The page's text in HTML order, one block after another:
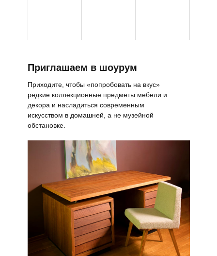
Приглашаем в шоурум
Приходите, чтобы «попробовать на вкус»
редкие коллекционные предметы мебели и
декора и насладиться современным
искусством в домашней, а не музейной
обстановке.